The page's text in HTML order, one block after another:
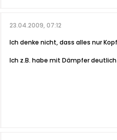
23.04.2009, 07:12
Ich denke nicht, dass alles nur
Ich z.B. habe mit Dämpfer